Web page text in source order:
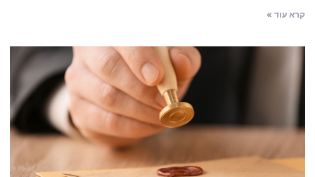
קרא עוד »